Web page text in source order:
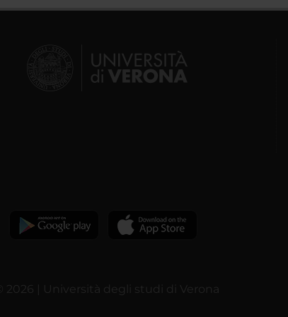
© 2026 | Università degli studi di Verona